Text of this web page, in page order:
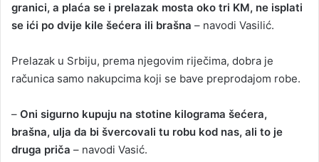
granici, a plaća se i prelazak mosta oko tri KM, ne isplati
se ići po dvije kile šećera ili brašna – navodi Vasilić.
Prelazak u Srbiju, prema njegovim riječima, dobra je
računica samo nakupcima koji se bave preprodajom robe.
– Oni sigurno kupuju na stotine kilograma šećera,
brašna, ulja da bi švercovali tu robu kod nas, ali to je
druga priča – navodi Vasić.